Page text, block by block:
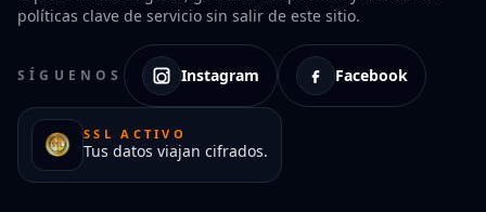
políticas clave de servicio sin salir de este sitio.
SÍGUENOS Instagram Facebook
SSL ACTIVO
Tus datos viajan cifrados.